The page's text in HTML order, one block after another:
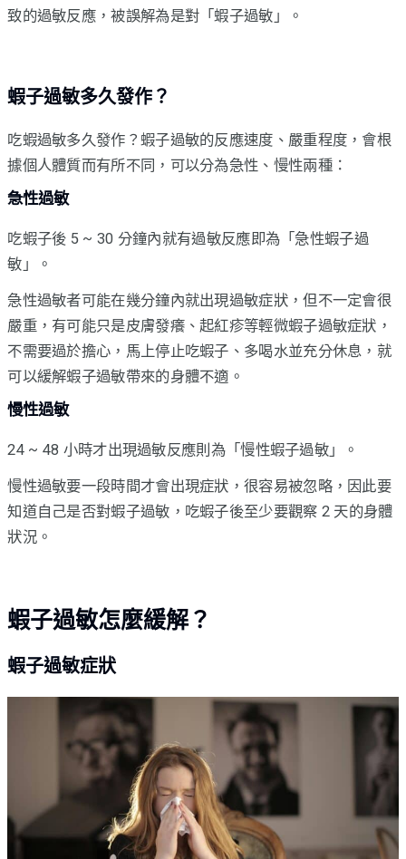
致的過敏反應，被誤解為是對「蝦子過敏」。
蝦子過敏多久發作？
吃蝦過敏多久發作？蝦子過敏的反應速度、嚴重程度，會根
據個人體質而有所不同，可以分為急性、慢性兩種：
急性過敏
吃蝦子後 5 ~ 30 分鐘內就有過敏反應即為「急性蝦子過
敏」。
急性過敏者可能在幾分鐘內就出現過敏症狀，但不一定會很
嚴重，有可能只是皮膚發癢、起紅疹等輕微蝦子過敏症狀，
不需要過於擔心，馬上停止吃蝦子、多喝水並充分休息，就
可以緩解蝦子過敏帶來的身體不適。
慢性過敏
24 ~ 48 小時才出現過敏反應則為「慢性蝦子過敏」。
慢性過敏要一段時間才會出現症狀，很容易被忽略，因此要
知道自己是否對蝦子過敏，吃蝦子後至少要觀察 2 天的身體
狀況。
蝦子過敏怎麼緩解？
蝦子過敏症狀